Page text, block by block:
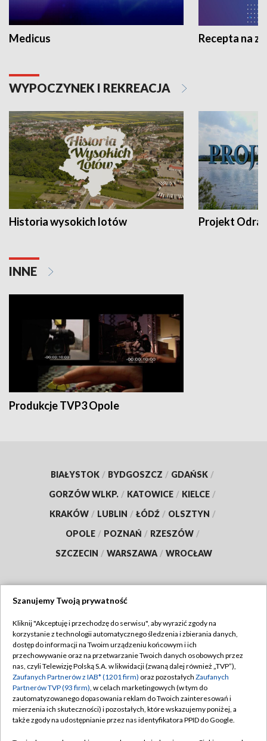
Medicus Recepta na
WYPOCZYNEK I REKREACJA
Historia wysokich lotów Projekt Odra
INNE
Produkcje TVP3 Opole
BIAŁYSTOK / BYDGOSZCZ / GDAŃSK /
GORZÓW WLKP. / KATOWICE / KIELCE /
KRAKÓW / LUBLIN / ŁÓDŹ / OLSZTYN /
OPOLE / POZNAŃ / RZESZÓW /
SZCZECIN / WARSZAWA / WROCŁAW
TVP
Abonament TVP
Emisja w TVP
Centrum informacji TVP
Naziemna Telewizja Cyfrowa
Regulamin TVP
Polityka prywatności
Moje zgody
Pomoc
Szanujemy Twoją prywatność
Kliknij "Akceptuję i przechodzę do serwisu", aby wyrazić zgody na
korzystanie z technologii automatycznego śledzenia i zbierania danych,
dostęp do informacji na Twoim urządzeniu końcowym i ich
przechowywanie oraz na przetwarzanie Twoich danych osobowych przez
nas, czyli Telewizję Polską S.A. w likwidacji (zwaną dalej również „TVP”),
Zaufanych Partnerów z IAB* (1201 firm) oraz pozostałych Zaufanych
Partnerów TVP (93 firm), w celach marketingowych (w tym do
zautomatyzowanego dopasowania reklam do Twoich zainteresowań i
mierzenia ich skuteczności) i pozostałych, które wskazujemy poniżej, a
także zgody na udostępnianie przez nas identyfikatora PPID do Google.